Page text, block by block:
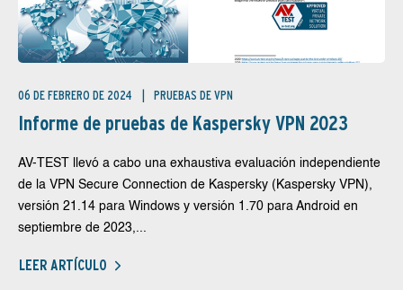
06 DE FEBRERO DE 2024 PRUEBAS DE VPN
Informe de pruebas de Kaspersky VPN 2023
AV-TEST llevó a cabo una exhaustiva evaluación independiente
de la VPN Secure Connection de Kaspersky (Kaspersky VPN),
versión 21.14 para Windows y versión 1.70 para Android en
septiembre de 2023,...
LEER ARTÍCULO